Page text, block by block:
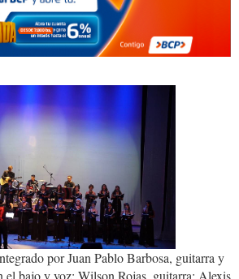
por Juan Pablo Barbosa, guitarra y
el bajo y voz; Wilson Rojas, guitarra; Alexis